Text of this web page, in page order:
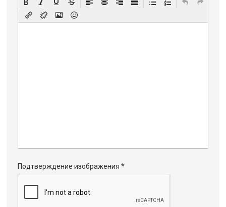
Подтверждение изображения *